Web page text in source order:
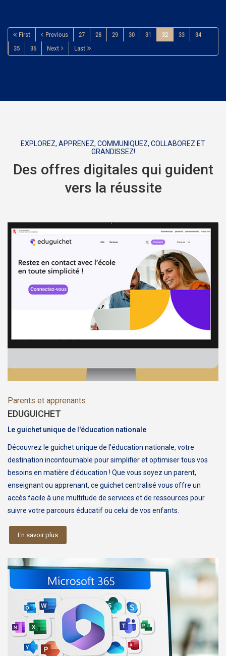
First Previous 27 28 29 30 31 32 33
34
35
36 Next Last
EXPLOREZ, APPRENEZ, COMMUNIQUEZ, COLLABOREZ ET
GRANDISSEZ!
Des offres digitales qui guident
vers la réussite
Parents et apprenants
EDUGUICHET
Le guichet unique de l'éducation nationale
Découvrez le guichet unique de l'éducation nationale, votre
destination incontournable pour simplifier et optimiser tous vos
besoins en matière d'éducation ! Que vous soyez un parent,
enseignant ou apprenant, ce guichet centralisé vous offre un
accès facile à une multitude de services et de ressources pour
suivre votre parcours éducatif ou celui de vos enfants.
En savoir plus